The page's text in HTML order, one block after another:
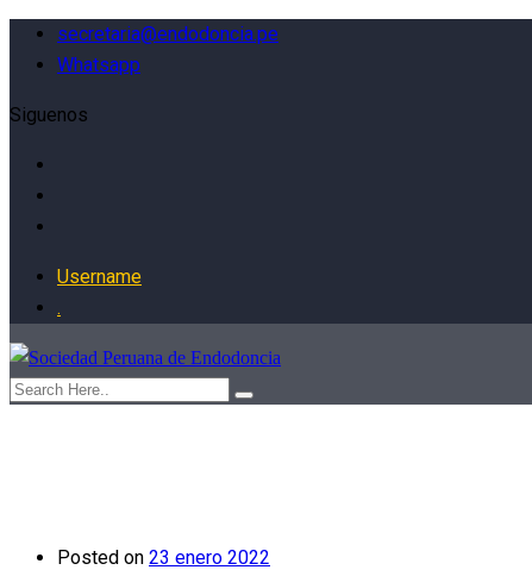
secretaria@endodoncia.pe
Whatsapp
Siguenos
Username
.
Posted on 23 enero 2022